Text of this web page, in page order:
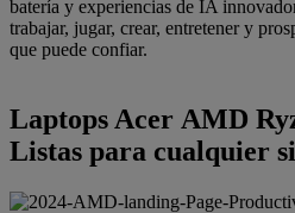
batería y experiencias de IA
trabajar, jugar, crear, entretener y
que puede confiar.
Laptops Acer AMD
Listas para cualquier